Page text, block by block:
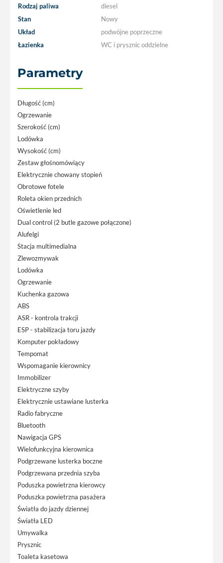
Rodzaj paliwa
diesel
Stan
Nowy
Układ
podwójne poprzeczne
Łazienka
WC i prysznic oddzielne
Parametry
Długość (cm)
Ogrzewanie
Szerokość (cm)
Lodówka
Wysokość (cm)
Zestaw głośnomówiący
Elektrycznie chowany stopień
Obrotowe fotele
Roleta okien przednich
Oświetlenie led
Dual control (2 butle gazowe połączone)
Alufelgi
Stacja multimedialna
Zlewozmywak
Lodówka
Ogrzewanie
Kuchenka gazowa
ABS
ASR - kontrola trakcji
ESP - stabilizacja toru jazdy
Komputer pokładowy
Tempomat
Wspomaganie kierownicy
Immobilizer
Elektryczne szyby
Elektrycznie ustawiane lusterka
Radio fabryczne
Bluetooth
Nawigacja GPS
Wielofunkcyjna kierownica
Podgrzewane lusterka boczne
Podgrzewana przednia szyba
Poduszka powietrzna kierowcy
Poduszka powietrzna pasażera
Światła do jazdy dziennej
Światła LED
Umywalka
Prysznic
Toaleta kasetowa